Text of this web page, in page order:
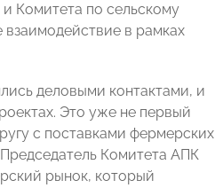
Комитета по сельскому
в рамках
деловыми контактами, и
Это уже не первый
с поставками фермерских
Комитета АПК
рынок, который